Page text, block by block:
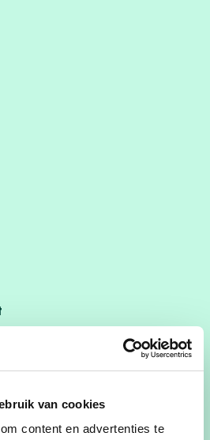
van cookies
content en advertenties te
nodigt jullie allen uit op